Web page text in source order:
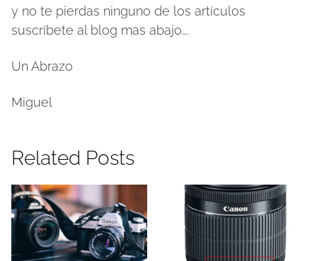
y no te pierdas ninguno de los artículos
suscríbete al blog mas abajo….
Un Abrazo
Miguel
Related Posts